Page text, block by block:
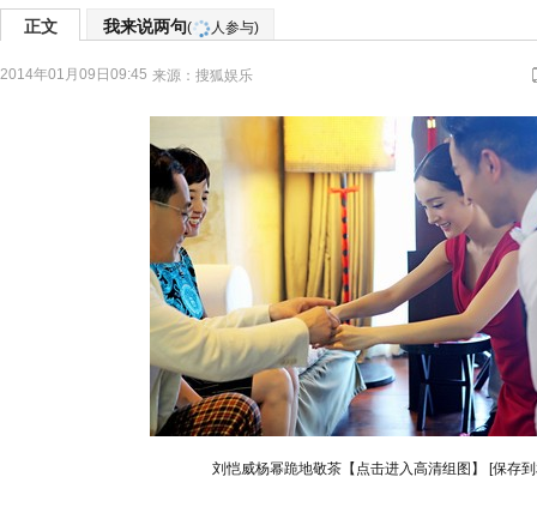
正文 我来说两句( 人参与)
2014年01月09日09:45 来源： 搜狐娱乐
刘恺威杨幂跪地敬茶【点击进入高清组图】 [保存